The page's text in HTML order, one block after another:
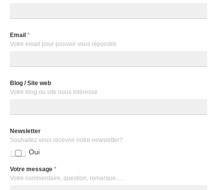
Email *
Votre email pour pouvoir vous répondre
Blog / Site web
Votre blog ou site nous intéresse
Newsletter
Souhaitez vous recevoir notre newsletter?
Oui
Votre message *
Votre commentaire, question, remarque, ...